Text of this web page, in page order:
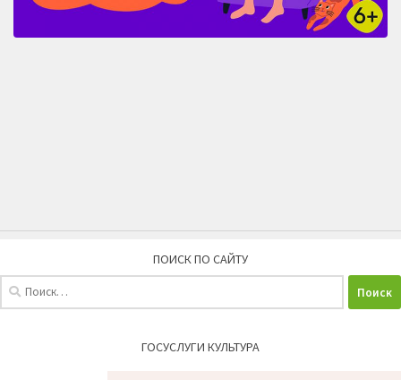
ПОИСК ПО САЙТУ
ГОСУСЛУГИ КУЛЬТУРА